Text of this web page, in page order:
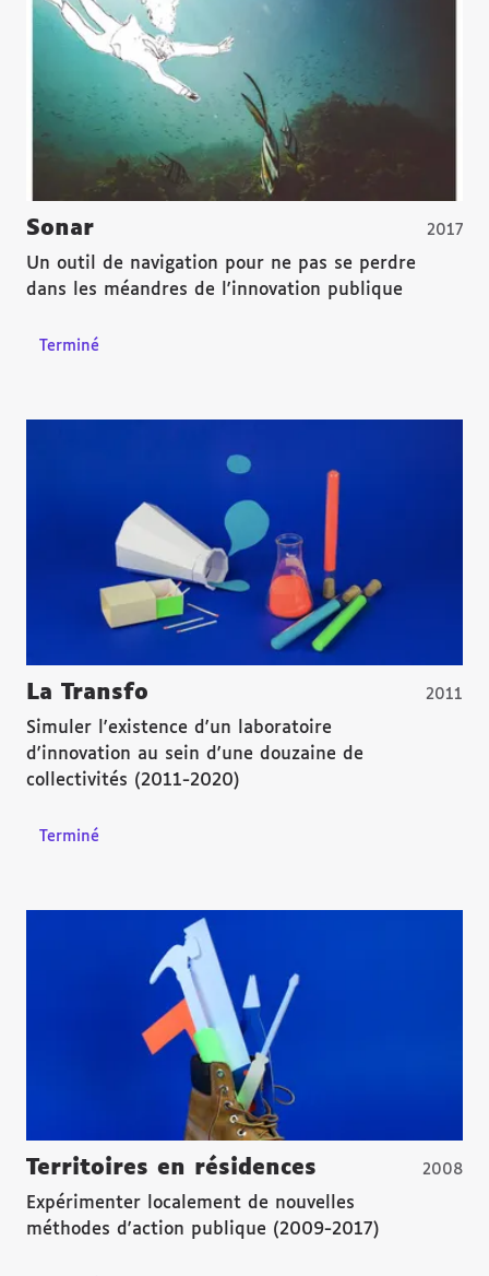
Sonar
Un outil de navigation pour ne pas se perdre
dans les méandres de l'innovation publique
Terminé
2017
La Transfo
Simuler l'existence d'un laboratoire
d'innovation au sein d'une douzaine de
collectivités (2011-2020)
Terminé
2011
Territoires en résidences
Expérimenter localement de nouvelles
méthodes d'action publique (2009-2017)
2008